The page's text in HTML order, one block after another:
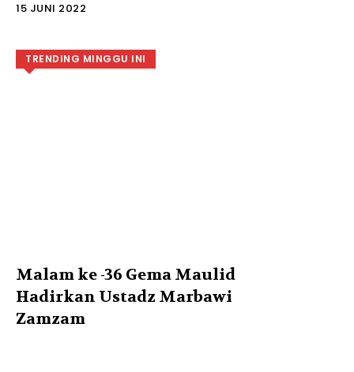
15 JUNI 2022
TRENDING MINGGU INI
Malam ke -36 Gema Maulid
Hadirkan Ustadz Marbawi
Zamzam